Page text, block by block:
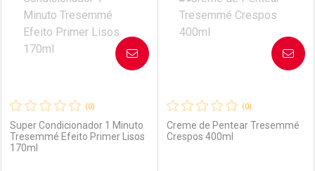
(0)
Super Condicionador 1 Minuto
Tresemmé Efeito Primer Lisos
170ml
AVISE-ME
(0)
Creme de Pentear Tresemmé
Crespos 400ml
AVISE-ME